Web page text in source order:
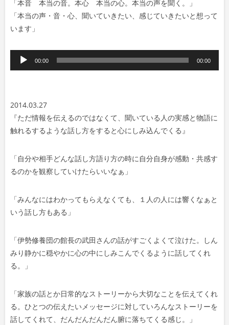
「本音 本当の音。本心 本当の心。本当の声を聞く。」
「本当の声・音・心、聞いていきたい、感じていきたいと想って
います」
声
ー
ヤ
ー
00:00 00:00
2014.03.27
『ただ情報を伝えるのではなくて、聞いている人の実感と物語に
触れるするような話し方をすると心にしみ込んでくる』
「自分や相手どんな話し方語り方の時に自分自身が感動・共感す
るのかを観察していけたらいいなぁ」
「みんなにはわかってもらえなくても、１人の人には響くなぁと
いう話し方もある」
「伊勢修養団の館長の武田さんの話がすごくよくて泣けた。しん
みり静かに穏やかに心の中にしみこんでくるように話してくれ
る。」
「家族の話とか日常的なストーリーから大切なことを伝えてくれ
る。ひとつの伝えたいメッセージに対していろんなストーリーを
話してくれて、だんだんだんだん腑に落ちてくる感じ。」